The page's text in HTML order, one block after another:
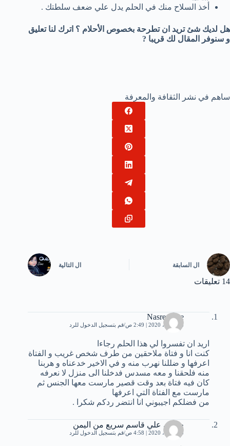
أخذ السلاح منك في الحلم يدل علي ضعف سلطتك .
هل لديك شئ تريد ان تطرحة بخصوص الأحلام ؟ اترك لنا تعليق
و سنوفر المقال لك قريبا ?
ساهم في نشر الثقافة والمعرفة
ال السابقة ال التالية
14 تعليقات
Nasreddine
16 أبريل، 2020 | 2:49 ص قم بتسجيل الدخول للرد
اريد ان تفسروا لي هذا الحلم رجاءا
كنت انا و فتاة ملاحقين من طرف شخص غريب و الفتاة
اعرفها و ضللنا نهرب منه و في الاخير خدعناه و هربنا
منه فلحقنا و معه مسدس فدخلنا الى منزل لا نعرفه
كان فيه فتاة بعد وقت قصير مارست معها الجنس ثم
مارست مع الفتاة التي اعرفها
من فضلكم اجيبوني انا انتضر ردكم شكرا .
حمدي علي قاسم سريع من اليمن
30 أبريل، 2020 | 4:58 ص قم بتسجيل الدخول للرد